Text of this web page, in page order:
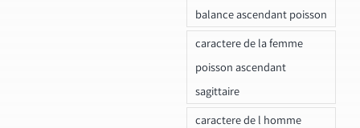
balance ascendant poisson
caractere de la femme
poisson ascendant
sagittaire
caractere de l homme